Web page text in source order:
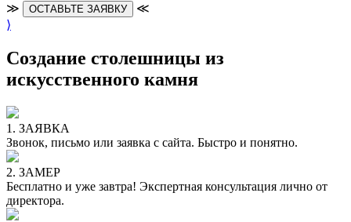
≫ ОСТАВЬТЕ ЗАЯВКУ
≪
⟩
Создание столешницы из
искусственного камня
1. ЗАЯВКА
Звонок, письмо или заявка с сайта. Быстро и понятно.
2. ЗАМЕР
Бесплатно и уже завтра! Экспертная консультация лично от
директора.